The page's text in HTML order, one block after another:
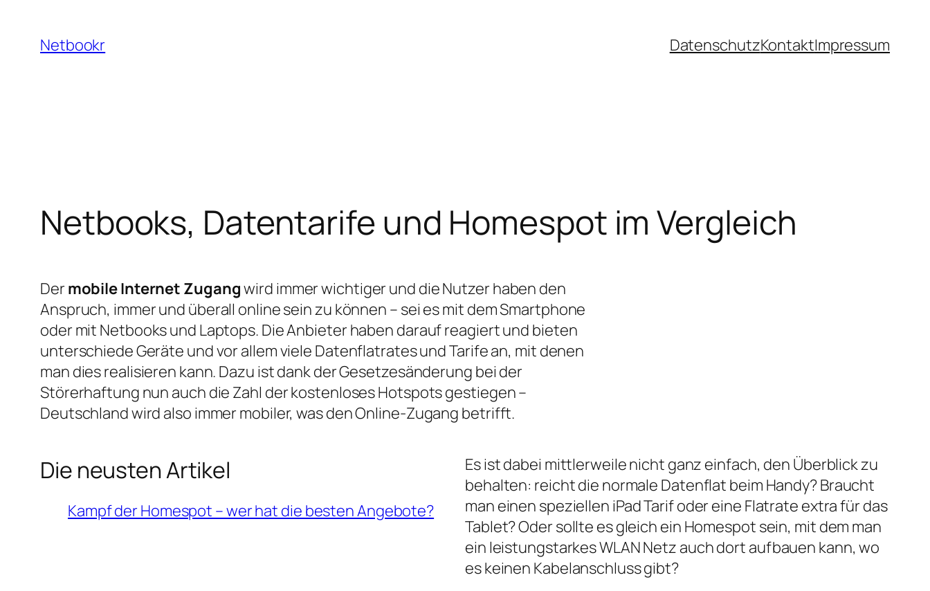
Inhalt
springen
Netbookr DatenschutzKontaktImpressum
Netbooks, Datentarife und Homespot im Vergleich
Der mobile Internet Zugangwird immer wichtiger und die Nutzer haben den
Anspruch, immer und überall online sein zu können – sei es mit dem Smartphone
oder mit Netbooks und Laptops. Die Anbieter haben darauf reagiert und bieten
unterschiede Geräte und vor allem viele Datenflatrates und Tarife an, mit denen
man dies realisieren kann. Dazu ist dank der Gesetzesänderung bei der
Störerhaftung nun auch die Zahl der kostenloses Hotspots gestiegen –
Deutschland wird also immer mobiler, was den Online-Zugang betrifft.
Die neusten Artikel
Kampf der Homespot – wer hat die besten Angebote?
Es ist dabei mittlerweile nicht ganz einfach, den Überblick zu
behalten: reicht die normale Datenflat beim Handy? Braucht
man einen speziellen iPad Tarif oder eine Flatrate extra für das
Tablet? Oder sollte es gleich ein Homespot sein, mit dem man
ein leistungstarkes WLAN Netz auch dort aufbauen kann, wo
es keinen Kabelanschluss gibt?